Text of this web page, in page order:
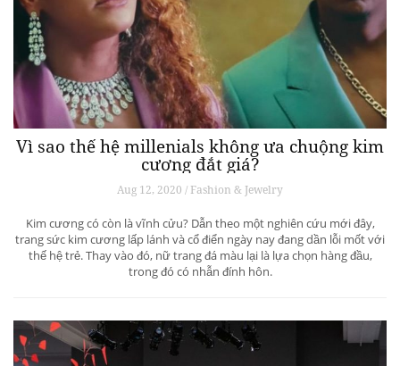
Vì sao thế hệ millenials không ưa chuộng kim
cương đắt giá?
Aug 12, 2020 / Fashion & Jewelry
Kim cương có còn là vĩnh cửu? Dẫn theo một nghiên cứu mới đây,
trang sức kim cương lấp lánh và cổ điển ngày nay đang dần lỗi mốt với
thế hệ trẻ. Thay vào đó, nữ trang đá màu lại là lựa chọn hàng đầu,
trong đó có nhẫn đính hôn.